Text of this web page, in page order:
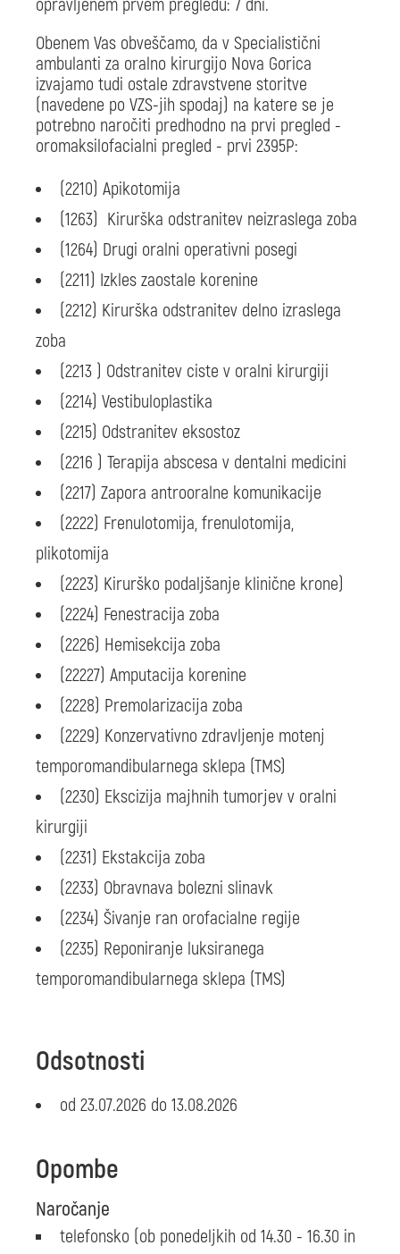
opravljenem prvem pregledu: 7 dni.
Obenem Vas obveščamo, da v Specialistični
ambulanti za oralno kirurgijo Nova Gorica
izvajamo tudi ostale zdravstvene storitve
(navedene po VZS-jih spodaj) na katere se je
potrebno naročiti predhodno na prvi pregled -
oromaksilofacialni pregled - prvi 2395P:
(2210) Apikotomija
(1263) Kirurška odstranitev neizraslega zoba
(1264) Drugi oralni operativni posegi
(2211) Izkles zaostale korenine
(2212) Kirurška odstranitev delno izraslega
zoba
(2213 ) Odstranitev ciste v oralni kirurgiji
(2214) Vestibuloplastika
(2215) Odstranitev eksostoz
(2216 ) Terapija abscesa v dentalni medicini
(2217) Zapora antrooralne komunikacije
(2222) Frenulotomija, frenulotomija,
plikotomija
(2223) Kirurško podaljšanje klinične krone)
(2224) Fenestracija zoba
(2226) Hemisekcija zoba
(22227) Amputacija korenine
(2228) Premolarizacija zoba
(2229) Konzervativno zdravljenje motenj
temporomandibularnega sklepa (TMS)
(2230) Ekscizija majhnih tumorjev v oralni
kirurgiji
(2231) Ekstakcija zoba
(2233) Obravnava bolezni slinavk
(2234) Šivanje ran orofacialne regije
(2235) Reponiranje luksiranega
temporomandibularnega sklepa (TMS)
Odsotnosti
od 23.07.2026 do 13.08.2026
Opombe
Naročanje
telefonsko (ob ponedeljkih od 14.30 - 16.30 in